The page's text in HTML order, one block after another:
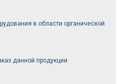
в области органической
данной продукции